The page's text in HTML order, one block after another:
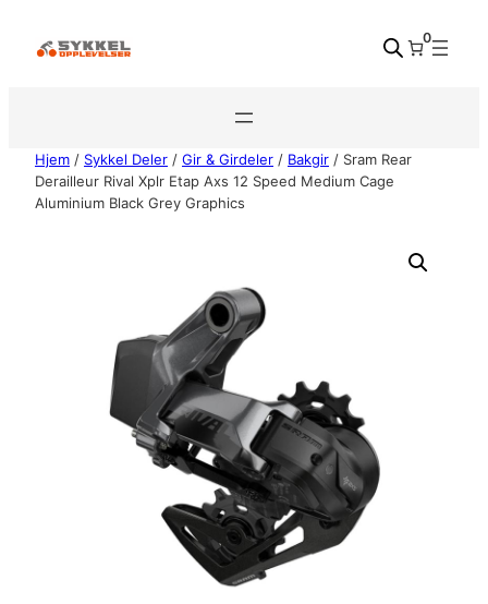
0
Hjem / Sykkel Deler / Gir & Girdeler / Bakgir / Sram Rear
Derailleur Rival Xplr Etap Axs 12 Speed Medium Cage
Aluminium Black Grey Graphics